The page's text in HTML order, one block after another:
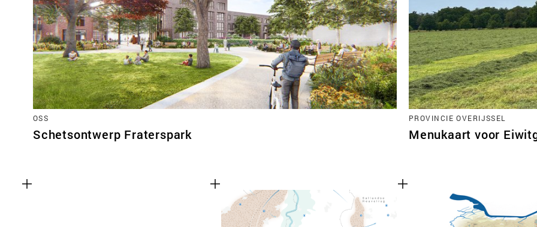
OSS
Schetsontwerp Fraterspark
PROVINCIE OVERIJSSEL
Menukaart voor